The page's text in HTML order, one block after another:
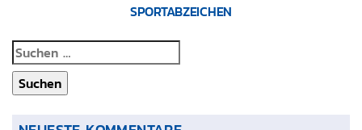
SPORTABZEICHEN
Suchen
nach: